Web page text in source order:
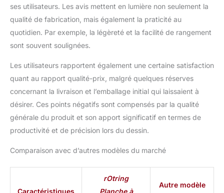
ses utilisateurs. Les avis mettent en lumière non seulement la
qualité de fabrication, mais également la praticité au
quotidien. Par exemple, la légèreté et la facilité de rangement
sont souvent soulignées.
Les utilisateurs rapportent également une certaine satisfaction
quant au rapport qualité-prix, malgré quelques réserves
concernant la livraison et l’emballage initial qui laissaient à
désirer. Ces points négatifs sont compensés par la qualité
générale du produit et son apport significatif en termes de
productivité et de précision lors du dessin.
Comparaison avec d’autres modèles du marché
Caractéristiques
rOtring
Planche à
Autre modèle